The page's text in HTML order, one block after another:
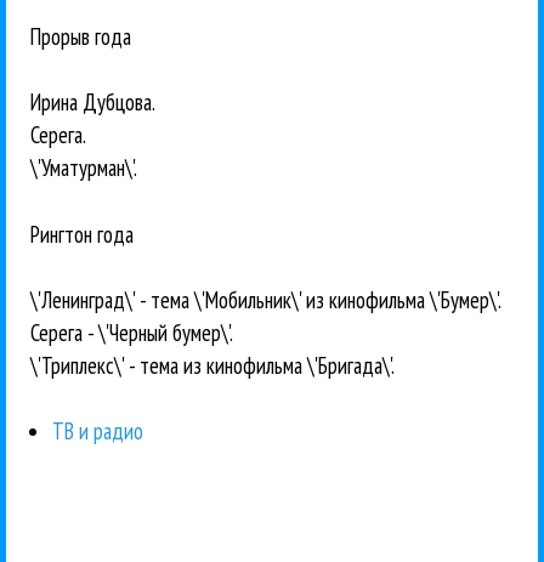
Прорыв года
Ирина Дубцова.
Серега.
\'Уматурман\'.
Рингтон года
\'Ленинград\' - тема \'Мобильник\' из кинофильма \'Бумер\'.
Серега - \'Черный бумер\'.
\'Триплекс\' - тема из кинофильма \'Бригада\'.
ТВ и радио